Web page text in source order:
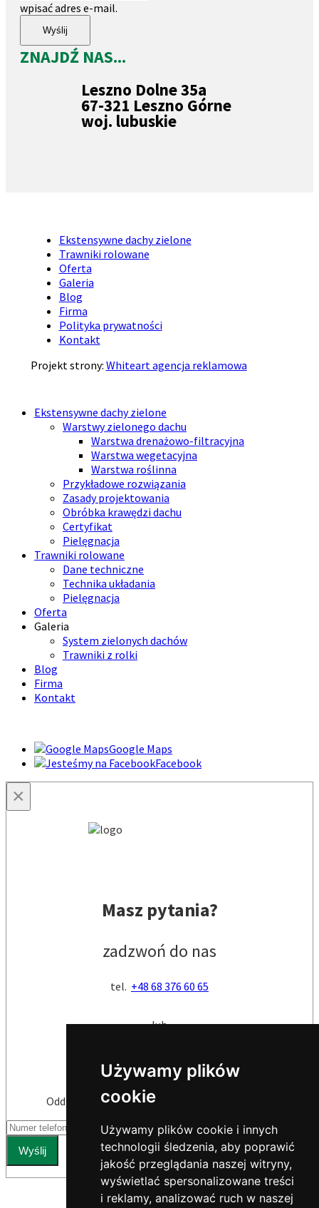
Używamy plików
cookie
Używamy plików cookie i innych
technologii śledzenia, aby poprawić
jakość przeglądania naszej witryny,
wyświetlać spersonalizowane treści
i reklamy, analizować ruch w naszej
wpisać adres e-mail.
Wyślij
ZNAJDŹ NAS...
Leszno Dolne 35a
67-321 Leszno Górne
woj. lubuskie
Ekstensywne dachy zielone
Trawniki rolowane
Oferta
Galeria
Blog
Firma
Polityka prywatności
Kontakt
Projekt strony: Whiteart agencja reklamowa
Ekstensywne dachy zielone
Warstwy zielonego dachu
Warstwa drenażowo-filtracyjna
Warstwa wegetacyjna
Warstwa roślinna
Przykładowe rozwiązania
Zasady projektowania
Obróbka krawędzi dachu
Certyfikat
Pielęgnacja
Trawniki rolowane
Dane techniczne
Technika układania
Pielęgnacja
Oferta
Galeria
System zielonych dachów
Trawniki z rolki
Blog
Firma
Kontakt
Google Maps
Facebook
×
Masz pytania?
zadzwoń do nas
tel. +48 68 376 60 65
lub
zostaw swój numer
Oddzwonimy najszybciej jak to będzie możliwe
Wyślij